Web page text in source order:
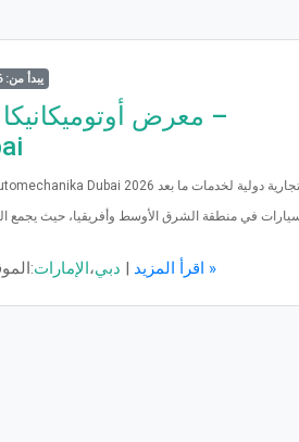
يبدأ من: 2026-11-10 - ينتهي في: 2026-11-12 (3 يوم)
الموقع:الإمارات،دبي | اقرأ المزيد »